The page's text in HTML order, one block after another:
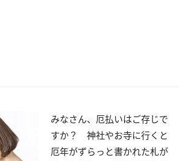
みなさん、厄払いはご存じで
すか？ 神社やお寺に行くと
厄年がずらっと書かれた札が